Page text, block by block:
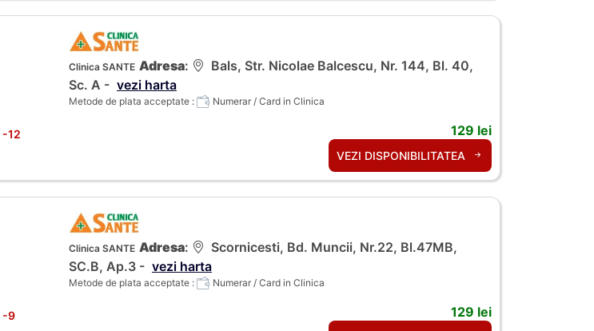
-12
Clinica SANTE Adresa:
Bals, Str. Nicolae Balcescu, Nr. 144, Bl. 40,
Sc. A - vezi harta
Metode de plata acceptate : Numerar / Card in Clinica
129 lei
VEZI DISPONIBILITATEA
-9
Clinica SANTE Adresa:
Scornicesti, Bd. Muncii, Nr.22, Bl.47MB,
SC.B, Ap.3 - vezi harta
Metode de plata acceptate : Numerar / Card in Clinica
129 lei